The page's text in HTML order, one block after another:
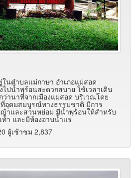
นตำบลแม่กาษา อำเภอแม่สอด
ไปน้ำพุร้อนสะดวกสบาย ใช้เวลาเดิน
านาทีจากเมืองแม่สอด บริเวณโดย
อุดมสมบูรณ์ทางธรรมชาติ มีการ
าและสวนหย่อม มีน้ำพุร้อนให้สำหรับ
า และมีห้องอาบน้ำแร่
ผู้เช้าชม 2,837